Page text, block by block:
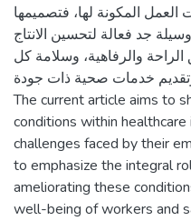
المكونة لها، فتصميمها
جد فعالة لتحسين الانتاج
والرفاهية، وسلامة كل
وتقديم خدمات صحية ذات جودة.
The current article aims to
conditions within
challenges faced by their
to emphasize the integral
ameliorating these
well-being of workers and